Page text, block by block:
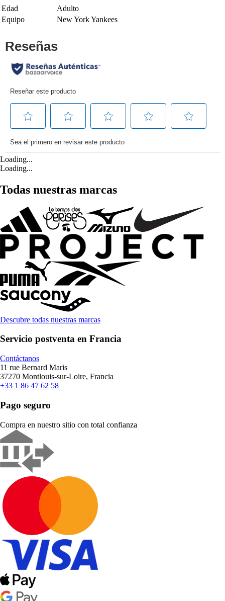
Edad
Adulto
Equipo
New York Yankees
Loading...
Loading...
Todas nuestras marcas
Descubre todas nuestras marcas
Servicio postventa en Francia
Contáctanos
11 rue Bernard Maris
37270 Montlouis-sur-Loire, Francia
+33 1 86 47 62 58
Pago seguro
Compra en nuestro sitio con total confianza